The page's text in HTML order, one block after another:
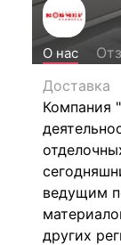
О нас
Доставка
Компания
ведущим
других